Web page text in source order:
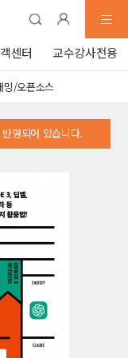
센터 교수강사전용
밍/오픈소스
영되어 있습니다.